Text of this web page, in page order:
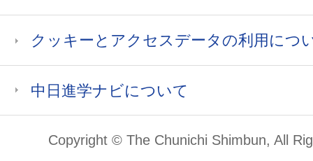
クッキーとアクセスデータの利用につ
中日進学ナビについて
Copyright © The Chunichi Shimbun, All